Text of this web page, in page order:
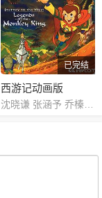
已完结
西游记动画版
沈晓谦 张涵予 乔榛 程玉珠 刘风 丁建华 童自荣 胡平智 王肖兵 王建新 狄菲菲 严崇德 白涛 刘钦 孙渝烽 海帆 罗港生 姜玉玲 王静文 戴学庐 曾丹 齐杰 刘润成 党同义 纪元 李立宏 廖菁 张璐 田二喜 王羊 张伟